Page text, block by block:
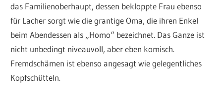
das Familienoberhaupt, dessen bekloppte Frau ebenso
für Lacher sorgt wie die grantige Oma, die ihren Enkel
beim Abendessen als „Homo“ bezeichnet. Das Ganze ist
nicht unbedingt niveauvoll, aber eben komisch.
Fremdschämen ist ebenso angesagt wie gelegentliches
Kopfschütteln.